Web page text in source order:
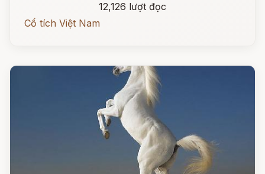
12,126 lượt đọc
Cổ tích Việt Nam